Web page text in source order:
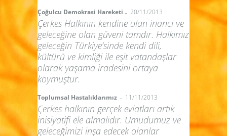
Çoğulcu Demokrasi Hareketi - 20/11/2013
Çerkes Halkının kendine olan inancı ve
geleceğine olan güveni tamdır. Halkımız
geleceğin Türkiye’sinde kendi dili,
kültürü ve kimliği ile eşit vatandaşlar
olarak yaşama iradesini ortaya
koymuştur.
Toplumsal Hastalıklarımız - 11/11/2013
Çerkes halkının gerçek evlatları artık
inisiyatifi ele almalıdır. Umudumuz ve
geleceğimizi inşa edecek olanlar